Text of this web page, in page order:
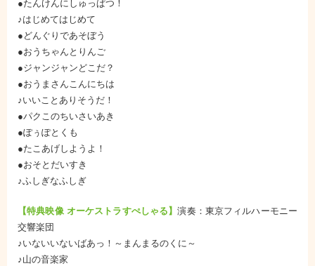
●たんけんにしゅっぱつ！
♪はじめてはじめて
●どんぐりであそぼう
●おうちゃんとりんご
●ジャンジャンどこだ？
●おうまさんこんにちは
♪いいことありそうだ！
●パクこのちいさいあき
●ぽぅぽとくも
●たこあげしようよ！
●おそとだいすき
♪ふしぎなふしぎ
【特典映像 オーケストラすぺしゃる】演奏：東京フィルハーモニー
交響楽団
♪いないいないばあっ！～まんまるのくに～
♪山の音楽家